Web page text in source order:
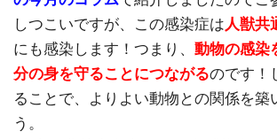
しつこいですが、この感染症は 人獣共
にも感染します！つまり、 動物の感染
分の身を守ることにつながるのです！
ることで、よりよい動物との関係を築
う。